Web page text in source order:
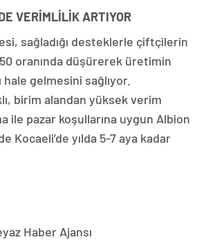
VERİMLİLİK ARTIYOR
sağladığı desteklerle çiftçilerin
oranında düşürerek üretimin
gelmesini sağlıyor.
birim alandan yüksek verim
ile pazar koşullarına uygun Albion
Kocaeli’de yılda 5-7 aya kadar
Haber Ajansı